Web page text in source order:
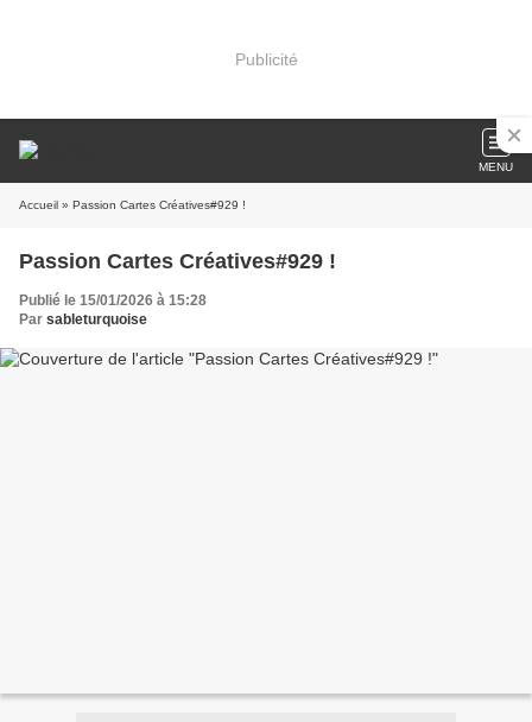
Publicité
MENU
Accueil » Passion Cartes Créatives#929 !
Passion Cartes Créatives#929 !
Publié le 15/01/2026 à 15:28
Par sableturquoise